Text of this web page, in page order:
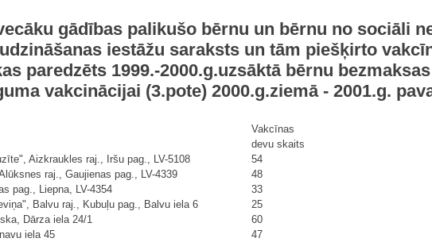
gādības palikušo bērnu un bērnu no sociāli
iestāžu saraksts un tām piešķirto
paredzēts 1999.-2000.g.uzsāktā bērnu
vakcinācijai (3.pote) 2000.g.ziemā - 2001.g.
Vakcīnas
devu skaits
Aizkraukles raj., Iršu pag., LV-5108
54
raj., Gaujienas pag., LV-4339
48
pag., Liepna, LV-4354
33
Balvu raj., Kubuļu pag., Balvu iela 6
25
Dārza iela 24/1
60
iela 45
47